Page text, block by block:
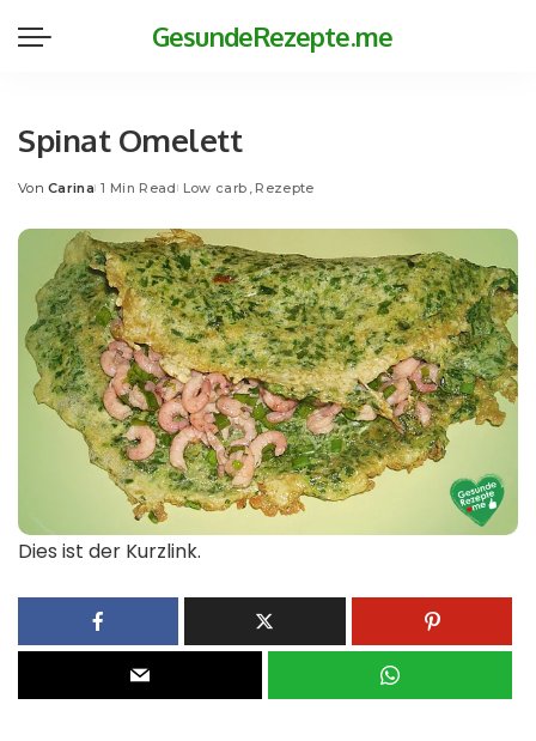
GesundeRezepte.me
Spinat Omelett
Posted
Von Carina 1 Min Read Low carb Rezepte
Dies ist der Kurzlink.